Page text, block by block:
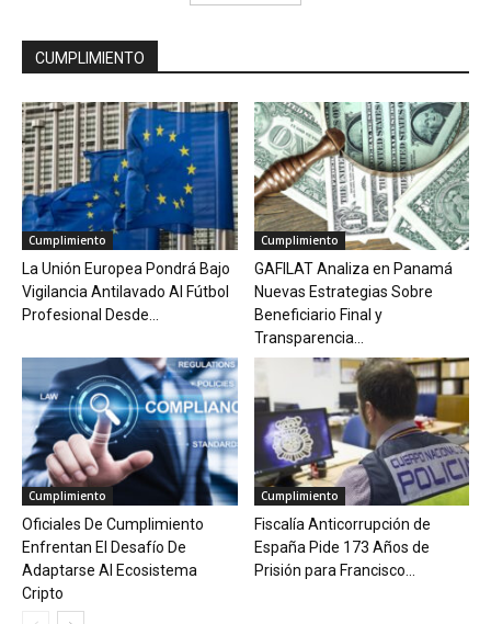
CUMPLIMIENTO
Cumplimiento
La Unión Europea Pondrá Bajo
Vigilancia Antilavado Al Fútbol
Profesional Desde...
Cumplimiento
GAFILAT Analiza en Panamá
Nuevas Estrategias Sobre
Beneficiario Final y
Transparencia...
Cumplimiento
Oficiales De Cumplimiento
Enfrentan El Desafío De
Adaptarse Al Ecosistema
Cripto
Cumplimiento
Fiscalía Anticorrupción de
España Pide 173 Años de
Prisión para Francisco...